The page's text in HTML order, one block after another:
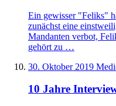
Ein gewisser "Feliks"
zunächst eine
Mandanten verbot,
gehört zu …
30. Oktober 2019
10 Jahre